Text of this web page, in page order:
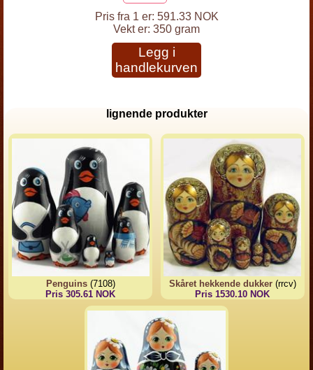
Pris fra 1 er: 591.33 NOK
Vekt er: 350 gram
Legg i
handlekurven
lignende produkter
Penguins(7108)
Pris 305.61 NOK
Skåret hekkende dukker(rrcv)
Pris 1530.10 NOK